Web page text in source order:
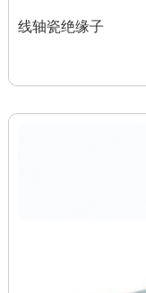
线轴瓷绝缘子